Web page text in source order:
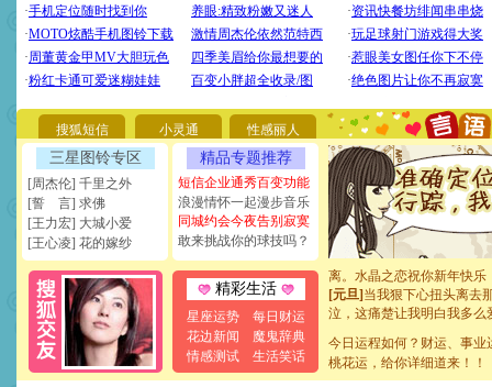
搜狐短信 小灵通 性感丽人
三星图铃专区
[周杰伦] 千里之外
[誓 言] 求佛
[王力宏] 大城小爱
[王心凌] 花的嫁纱
精品专题推荐
短信企业通秀百变功能
浪漫情怀一起漫步音乐
同城约会今夜告别寂寞
敢来挑战你的球技吗？
精彩生活
星座运势
每日财运
花边新闻
魔鬼辞典
情感测试
生活笑话
你太多，只有给你五千万
要平安！千万要知足！千
[圣诞节]不只这样的日子才
天都要快乐噢!
[圣诞节]奉上一颗祝福的心,
如意,快乐,鲜花,一切美好的
[元旦]看到你我会触电；看
断电。爱你是我职业，想
你是我专业！水晶之恋祝你
[元旦]如果上天让我许三个
起；二是再生再世和你在
离。水晶之恋祝你新年快乐
[元旦]当我狠下心扭头离去
泣，这痛楚让我明白我多
卖了。水晶之恋祝你新年快
[春节]风柔雨润好月圆，半
颜！冬去春来似水如烟，
道一声平安！新年吉祥万事
今日运程如何？财运、事业
桃花运，给你详细道来！！